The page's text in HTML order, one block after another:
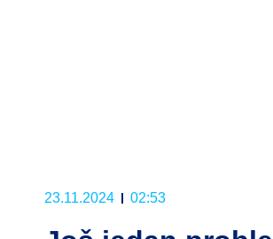
23.11.2024 02:53